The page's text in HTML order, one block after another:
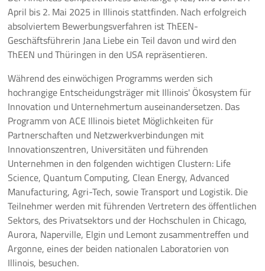
Branchenmeldungen
Statements
Jobs
Mediathek
Akkreditierung
Mehr
April bis 2. Mai 2025 in Illinois stattfinden. Nach erfolgreich
absolviertem Bewerbungsverfahren ist ThEEN-
Geschäftsführerin Jana Liebe ein Teil davon und wird den
ThEEN und Thüringen in den USA repräsentieren.
Während des einwöchigen Programms werden sich
hochrangige Entscheidungsträger mit Illinois' Ökosystem für
Innovation und Unternehmertum auseinandersetzen. Das
Programm von ACE Illinois bietet Möglichkeiten für
Partnerschaften und Netzwerkverbindungen mit
Innovationszentren, Universitäten und führenden
Unternehmen in den folgenden wichtigen Clustern: Life
Science, Quantum Computing, Clean Energy, Advanced
Manufacturing, Agri-Tech, sowie Transport und Logistik. Die
Teilnehmer werden mit führenden Vertretern des öffentlichen
Sektors, des Privatsektors und der Hochschulen in Chicago,
Aurora, Naperville, Elgin und Lemont zusammentreffen und
Argonne, eines der beiden nationalen Laboratorien von
Illinois, besuchen.